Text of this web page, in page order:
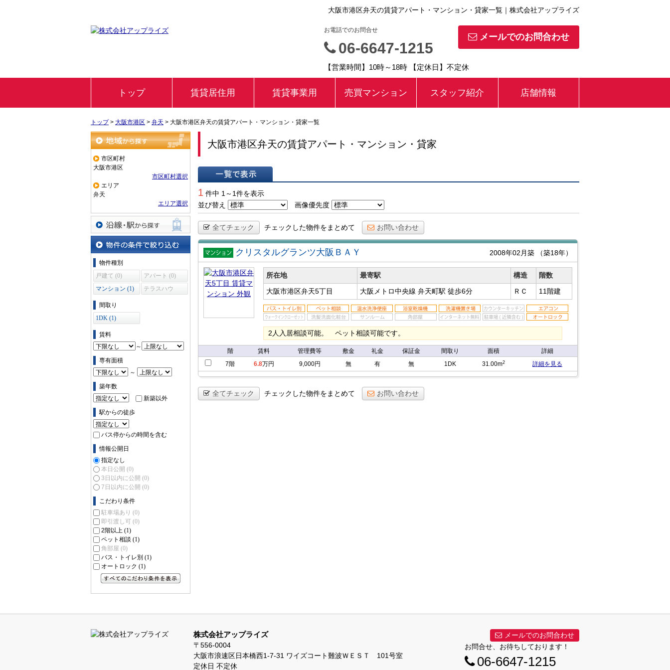
大阪市港区弁天の賃貸アパート・マンション・貸家一覧｜株式会社アップライズ
メールでのお問合わせ
お電話でのお問合せ
06-6647-1215
【営業時間】10時～18時 【定休日】不定休
トップ 賃貸居住用 賃貸事業用 売買マンション スタッフ紹介 店舗情報
トップ> 大阪市港区 > 弁天 > 大阪市港区弁天の賃貸アパート・マンション・貸家一覧
地域から探す
市区町村
大阪市港区
市区町村選択
エリア
弁天
エリア選択
沿線・駅から探す
物件の条件で絞り込む
物件種別
戸建て (0)
アパート (0)
マンション (1)
テラスハウ
間取り
1DK (1)
賃料
～
専有面積
～
築年数
新築以外
駅からの徒歩
バス停からの時間を含む
情報公開日
指定なし
本日公開 (0)
3日以内に公開 (0)
7日以内に公開 (0)
こだわり条件
駐車場あり (0)
即引渡し可 (0)
2階以上 (1)
ペット相談 (1)
角部屋 (0)
バス・トイレ別 (1)
オートロック (1)
大阪市港区弁天の賃貸アパート・マンション・貸家
1 件中 1～1件を表示
並び替え
画像優先度
全てチェック チェックした物件をまとめて お問い合わせ
賃貸マン
ション
クリスタルグランツ大阪ＢＡＹ 2008年02月築 （築18年）
所在地 最寄駅 構造
階数
大阪市港区弁天5丁目
大阪メトロ中央線 弁天町駅 徒歩6分 ＲＣ 11階建
2人入居相談可能。 ペット相談可能です。
階 賃料 管理費等 敷金 礼金 保証金 間取り 面積
詳細
7階
6.8万円 9,000円 無 有 無 1DK 31.00m2 詳細を見る
全てチェック チェックした物件をまとめて お問い合わせ
株式会社アップライズ
〒556-0004
大阪市浪速区日本橋西1-7-31 ワイズコート難波ＷＥＳＴ 101号室
定休日 不定休
メールでのお問合わせ
お問合せ、お待ちしております！
06-6647-1215